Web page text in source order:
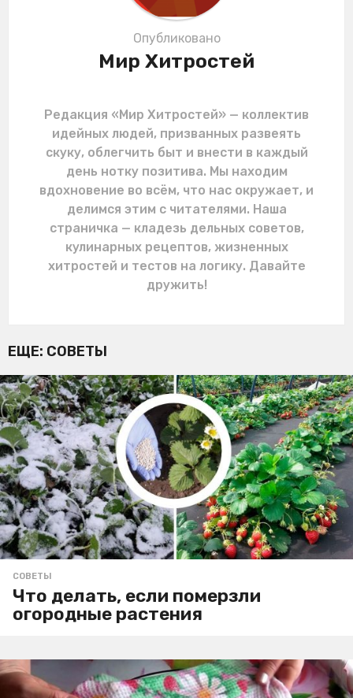
Опубликовано
Мир Хитростей
Редакция «Мир Хитростей» — коллектив
идейных людей, призванных развеять
скуку, облегчить быт и внести в каждый
день нотку позитива. Мы находим
вдохновение во всём, что нас окружает, и
делимся этим с читателями. Наша
страничка — кладезь дельных советов,
кулинарных рецептов, жизненных
хитростей и тестов на логику. Давайте
дружить!
ЕЩЕ: СОВЕТЫ
СОВЕТЫ
Что делать, если померзли
огородные растения